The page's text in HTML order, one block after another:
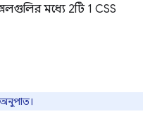
মধ্যে 2টি 1 CSS